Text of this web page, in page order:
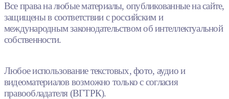
Все права на любые материалы, опубликованные на сайте,
защищены в соответствии с российским и
международным законодательством об интеллектуальной
собственности.
Любое использование текстовых, фото, аудио и
видеоматериалов возможно только с согласия
правообладателя (ВГТРК).